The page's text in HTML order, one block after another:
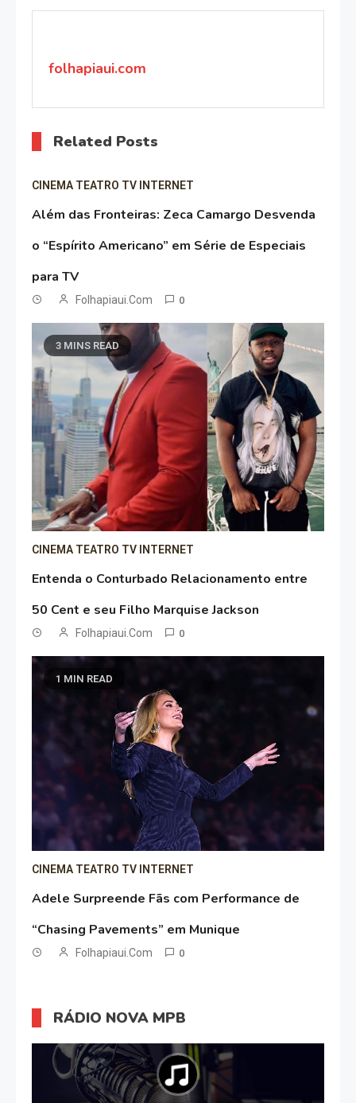
folhapiaui.com
Related Posts
CINEMA TEATRO TV INTERNET
Além das Fronteiras: Zeca Camargo Desvenda
o “Espírito Americano” em Série de Especiais
para TV
Folhapiaui.com 0
3 MINS READ
CINEMA TEATRO TV INTERNET
Entenda o Conturbado Relacionamento entre
50 Cent e seu Filho Marquise Jackson
Folhapiaui.com 0
1 MIN READ
CINEMA TEATRO TV INTERNET
Adele Surpreende Fãs com Performance de
“Chasing Pavements” em Munique
Folhapiaui.com 0
RÁDIO NOVA MPB